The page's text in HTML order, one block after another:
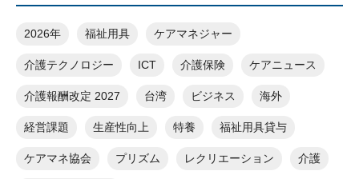
2026年 福祉用具 ケアマネジャー
介護テクノロジー ICT 介護保険 ケアニュース
介護報酬改定 2027 台湾 ビジネス 海外
経営課題 生産性向上 特養 福祉用具貸与
ケアマネ協会 プリズム レクリエーション 介護